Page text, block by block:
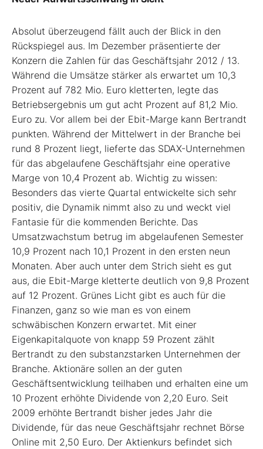
Absolut überzeugend fällt auch der Blick in den
Rückspiegel aus. Im Dezember präsentierte der
Konzern die Zahlen für das Geschäftsjahr 2012 / 13.
Während die Umsätze stärker als erwartet um 10,3
Prozent auf 782 Mio. Euro kletterten, legte das
Betriebsergebnis um gut acht Prozent auf 81,2 Mio.
Euro zu. Vor allem bei der Ebit-Marge kann Bertrandt
punkten. Während der Mittelwert in der Branche bei
rund 8 Prozent liegt, lieferte das SDAX-Unternehmen
für das abgelaufene Geschäftsjahr eine operative
Marge von 10,4 Prozent ab. Wichtig zu wissen:
Besonders das vierte Quartal entwickelte sich sehr
positiv, die Dynamik nimmt also zu und weckt viel
Fantasie für die kommenden Berichte. Das
Umsatzwachstum betrug im abgelaufenen Semester
10,9 Prozent nach 10,1 Prozent in den ersten neun
Monaten. Aber auch unter dem Strich sieht es gut
aus, die Ebit-Marge kletterte deutlich von 9,8 Prozent
auf 12 Prozent. Grünes Licht gibt es auch für die
Finanzen, ganz so wie man es von einem
schwäbischen Konzern erwartet. Mit einer
Eigenkapitalquote von knapp 59 Prozent zählt
Bertrandt zu den substanzstarken Unternehmen der
Branche. Aktionäre sollen an der guten
Geschäftsentwicklung teilhaben und erhalten eine um
10 Prozent erhöhte Dividende von 2,20 Euro. Seit
2009 erhöhte Bertrandt bisher jedes Jahr die
Dividende, für das neue Geschäftsjahr rechnet Börse
Online mit 2,50 Euro. Der Aktienkurs befindet sich